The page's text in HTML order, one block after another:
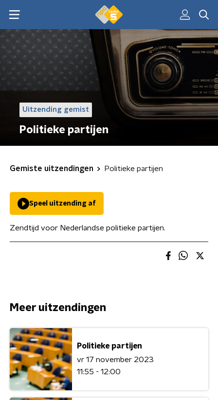
Uitzending gemist
Politieke partijen
Gemiste uitzendingen Politieke partijen
Speel uitzending af
Zendtijd voor Nederlandse politieke partijen.
Meer uitzendingen
Politieke partijen
vr 17 november 2023
11:55 - 12:00